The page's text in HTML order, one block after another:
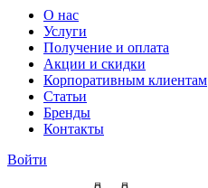
О нас
Услуги
Получение и оплата
Акции и скидки
Корпоративным клиентам
Статьи
Бренды
Контакты
Войти